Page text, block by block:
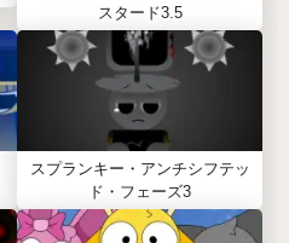
スタード3.5
スプランキー・アンチシフテッ
ド・フェーズ3